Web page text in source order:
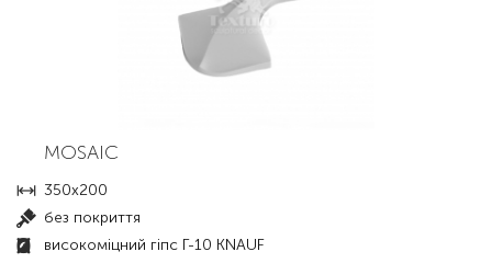
MOSAIC
350х200
без покриття
високоміцний гіпс Г-10 KNAUF